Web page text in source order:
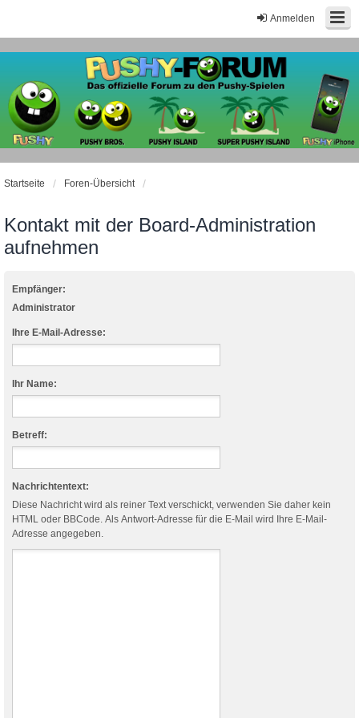
Anmelden
Startseite Foren-Übersicht
Kontakt mit der Board-Administration
aufnehmen
Empfänger:
Administrator
Ihre E-Mail-Adresse:
Ihr Name:
Betreff:
Nachrichtentext:
Diese Nachricht wird als reiner Text verschickt, verwenden Sie daher kein
HTML oder BBCode. Als Antwort-Adresse für die E-Mail wird Ihre E-Mail-
Adresse angegeben.